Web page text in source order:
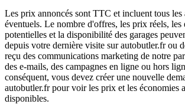
Les prix annoncés sont TTC et incluent tous les
éventuels. Le nombre d'offres, les prix réels, les
potentielles et la disponibilité des garages
depuis votre dernière visite sur autobutler.fr ou
reçu des communications marketing de notre
des e-mails, des campagnes en ligne ou hors
conséquent, vous devez créer une nouvelle
autobutler.fr pour voir les prix et les économies
disponibles.